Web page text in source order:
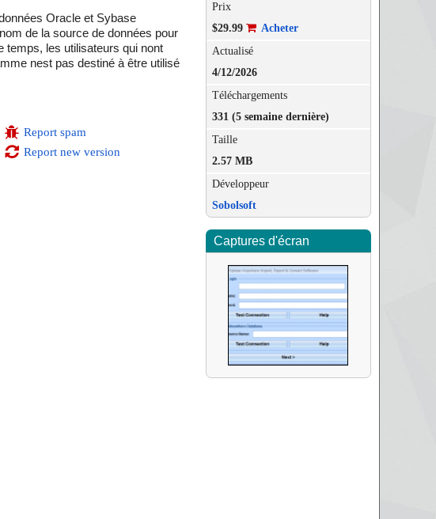
Oracle et Sybase
de la source de données pour
temps, les utilisateurs qui nont
nest pas destiné à être utilisé
Report spam
Report new version
Prix
$29.99
Acheter
Actualisé
4/12/2026
Téléchargements
331 (5 semaine dernière)
Taille
2.57 MB
Développeur
Sobolsoft
Captures d'écran